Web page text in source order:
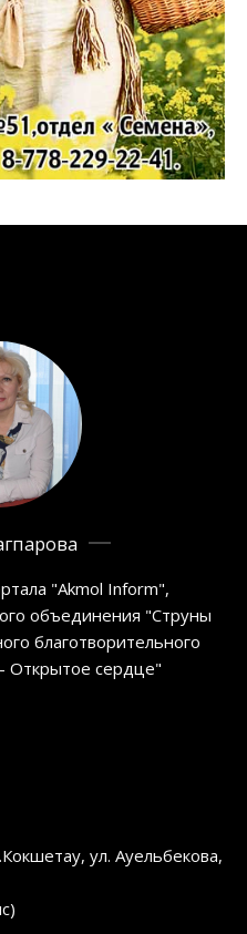
"Akmol Inform",
объединения "Струны
благотворительного
сердце"
ул. Ауельбекова,